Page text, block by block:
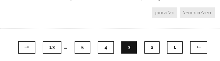
טיולים בחו"ל כל התוכן
1
2
3
4
5
…
13